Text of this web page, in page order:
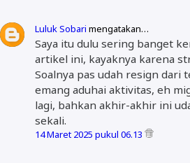
Luluk Sobari mengatakan…
Saya itu dulu sering banget
artikel ini, kayaknya karena
Soalnya pas udah resign dari
emang aduhai aktivitas, eh
lagi, bahkan akhir-akhir ini
sekali.
14 Maret 2025 pukul 06.13